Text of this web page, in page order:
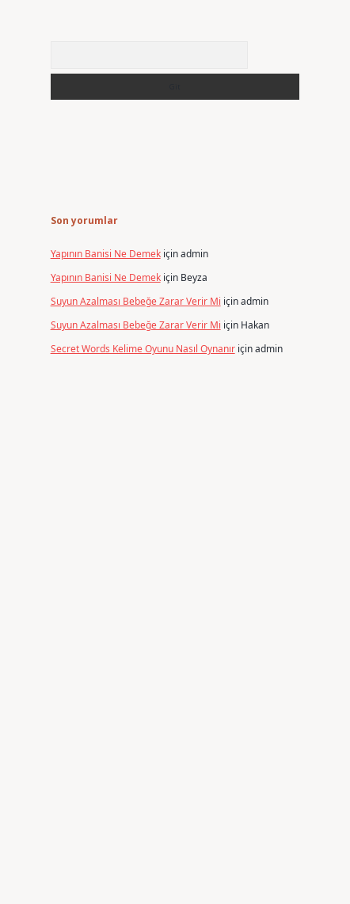
Son yorumlar
Yapının Banisi Ne Demekiçinadmin
Yapının Banisi Ne Demekiçin Beyza
Suyun Azalması Bebeğe Zarar Verir Mi içinadmin
Suyun Azalması Bebeğe Zarar Verir Mi için Hakan
Secret Words Kelime Oyunu Nasıl Oynanıriçinadmin